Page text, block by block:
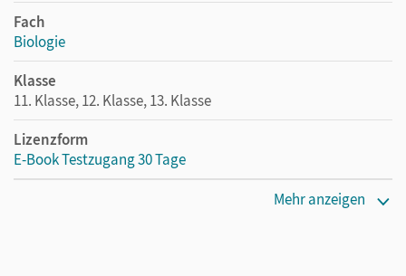
Fach
Biologie
Klasse
11. Klasse, 12. Klasse, 13. Klasse
Lizenzform
E-Book Testzugang 30 Tage
Mehr anzeigen